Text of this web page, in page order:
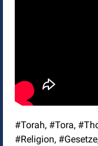
#Torah, #Tora,
#Religion,